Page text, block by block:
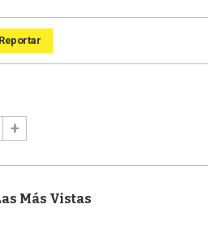
Reportar
Más Vistas